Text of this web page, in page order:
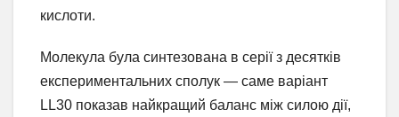
кислоти.
Молекула була синтезована в серії з десятків
експериментальних сполук — саме варіант
LL30 показав найкращий баланс між силою дії,